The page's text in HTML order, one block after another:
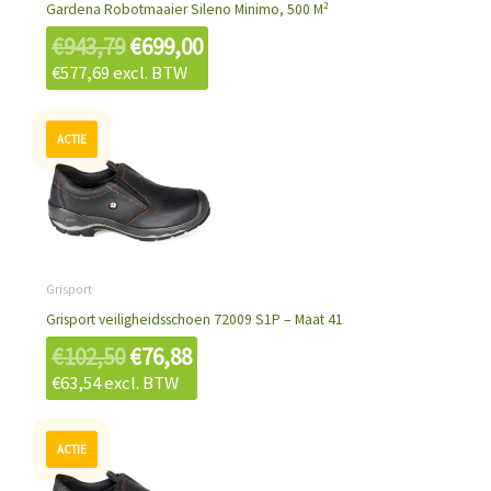
Gardena Robotmaaier Sileno Minimo, 500 M²
€943,79€699,00
€577,69excl. BTW
Grisport
Grisport veiligheidsschoen 72009 S1P – Maat 41
€102,50
prijs
was:
€102,50.
€76,88
prijs
is:
€76,88.
€63,54excl. BTW